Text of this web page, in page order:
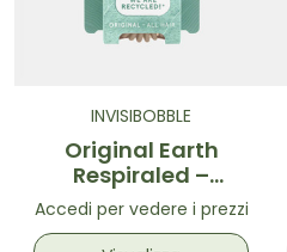
INVISIBOBBLE
Original Earth
Respiraled –
Elastici a Spirale
Toni Naturali 3 pz
Accedi per vedere i prezzi